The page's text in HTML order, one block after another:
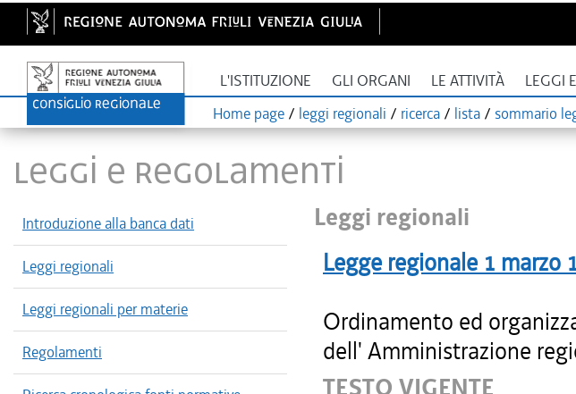
L'ISTITUZIONE GLI ORGANI LE ATTIVITÀ LEGGI
Home page / leggi regionali / ricerca / lista / sommario
LEGGI E REGOLAMENTI
Introduzione alla banca dati
Leggi regionali
Leggi regionali per materie
Regolamenti
Leggi regionali
Legge regionale 1 marzo
Ordinamento ed
dell' Amministrazione